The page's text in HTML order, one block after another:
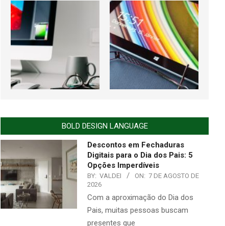
BOLD DESIGN LANGUAGE
Descontos em Fechaduras
Digitais para o Dia dos Pais: 5
Opções Imperdíveis
BY: VALDEI ON: 7 DE AGOSTO DE
2026
Com a aproximação do Dia dos
Pais, muitas pessoas buscam
presentes que